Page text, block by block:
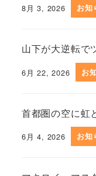
8月 3, 2026 お知
山下が大逆転で
6月 22, 2026 お
首都圏の空に虹
6月 4, 2026 お知